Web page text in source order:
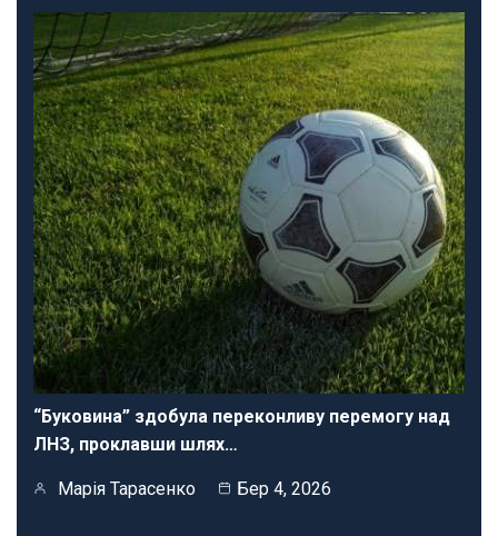
“Буковина” здобула переконливу перемогу над
ЛНЗ, проклавши шлях…
Марія Тарасенко Бер 4, 2026